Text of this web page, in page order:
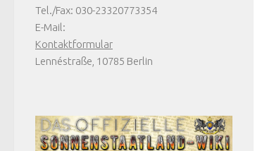
Tel./Fax: 030-23320773354
E-Mail:
Kontaktformular
Lennéstraße, 10785 Berlin